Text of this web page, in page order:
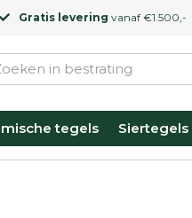
Gratis levering vanaf €1.500,-
tegels Siertegels